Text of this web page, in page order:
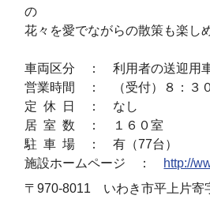
の
花々を愛でながらの散策も楽し
車両区分 ： 利用者の送迎用
営業時間 ： （受付）８：３
定 休 日 ： なし
居 室 数 ： １６０室
駐 車 場 ： 有（77台）
施設ホームページ ： http://
〒970-8011 いわき市平上片寄